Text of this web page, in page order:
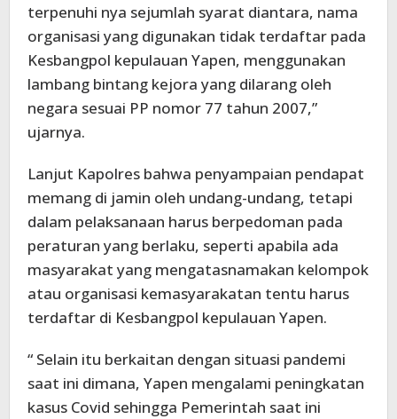
terpenuhi nya sejumlah syarat diantara, nama
organisasi yang digunakan tidak terdaftar pada
Kesbangpol kepulauan Yapen, menggunakan
lambang bintang kejora yang dilarang oleh
negara sesuai PP nomor 77 tahun 2007,”
ujarnya.
Lanjut Kapolres bahwa penyampaian pendapat
memang di jamin oleh undang-undang, tetapi
dalam pelaksanaan harus berpedoman pada
peraturan yang berlaku, seperti apabila ada
masyarakat yang mengatasnamakan kelompok
atau organisasi kemasyarakatan tentu harus
terdaftar di Kesbangpol kepulauan Yapen.
“ Selain itu berkaitan dengan situasi pandemi
saat ini dimana, Yapen mengalami peningkatan
kasus Covid sehingga Pemerintah saat ini